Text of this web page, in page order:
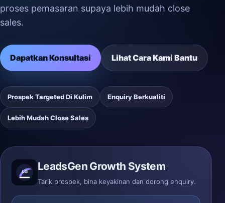
proses pemasaran supaya lebih mudah close
sales.
Dapatkan Konsultasi Lihat Cara Kami Bantu
Prospek Targeted Di Kulim Enquiry Berkualiti
Lebih Mudah Close Sales
LeadsGen Growth System
Tarik prospek, bina keyakinan dan dorong enquiry.